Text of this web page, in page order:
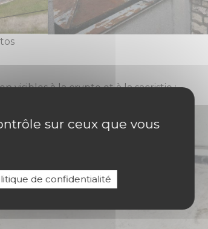
visibles à la crypte et à la sacristie :
sur ceux que vous
de confidentialité